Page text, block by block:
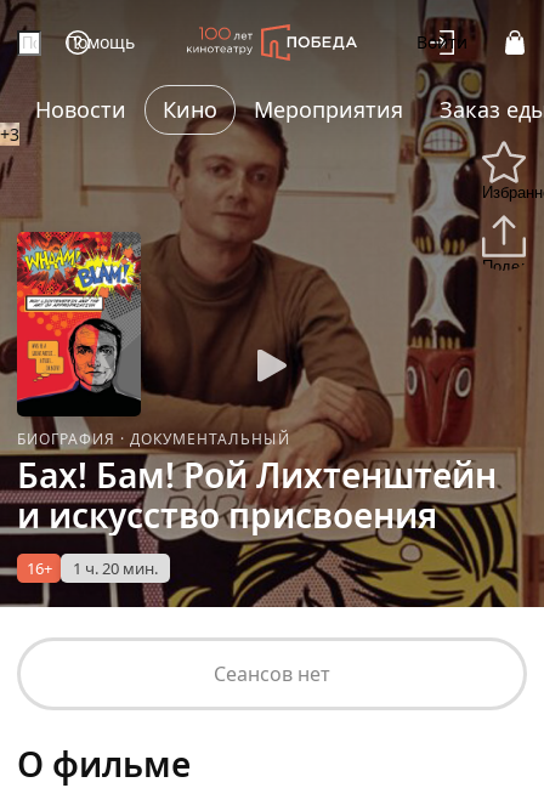
Помощь Войти
Новости Кино Мероприятия Заказ
+3
БИОГРАФИЯ · ДОКУМЕНТАЛЬНЫЙ
Бах! Бам! Рой Лихтенштейн
и искусство присвоения
16+ 1 ч. 20 мин.
Сеансов нет
О фильме